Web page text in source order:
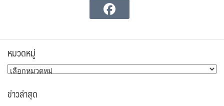
หมวดหมู่
หมวด
ข่าวล่าสุด